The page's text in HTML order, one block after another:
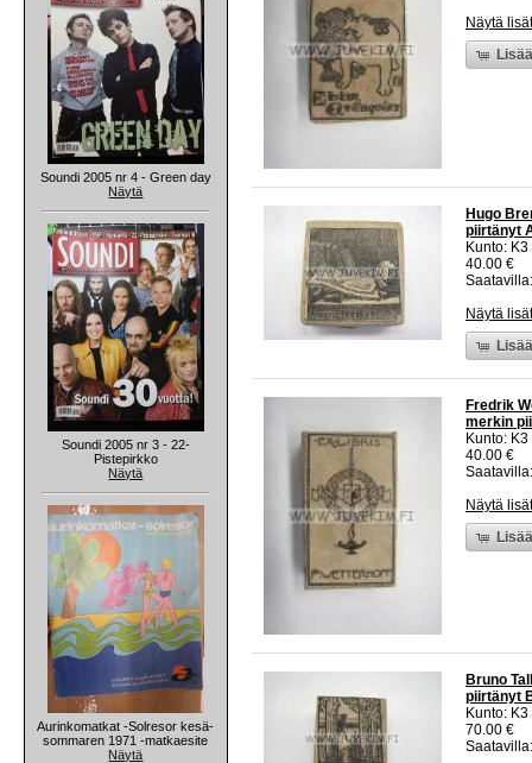
Soundi 2005 nr 4 - Green day
Näytä
Soundi 2005 nr 3 - 22-
Pistepirkko
Näytä
Aurinkomatkat -Solresor kesä-
sommaren 1971 -matkaesite
Näytä
Näytä
Hugo
piirtänyt
Kunto:
40.00 €
Näytä
Fredrik
merkin
Kunto:
40.00 €
Näytä
Bruno
piirtänyt
Kunto:
70.00 €